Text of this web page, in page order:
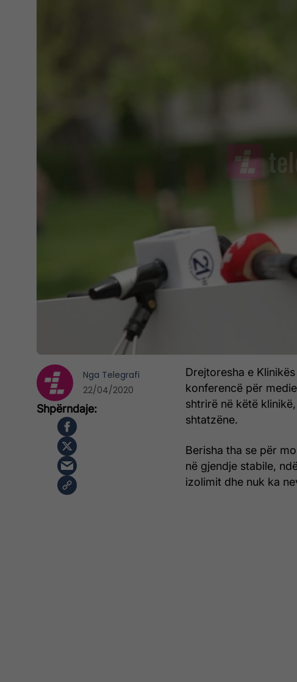
Drejtoresha e
konferencë për
shtrirë në këtë
shtatzëne.
Berisha tha se për
në gjendje stabile,
izolimit dhe nuk ka
Nga Telegrafi
22/04/2020